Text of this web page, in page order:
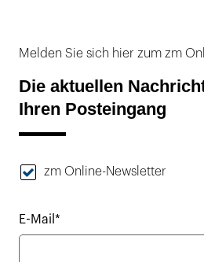
Melden Sie sich hier zum zm
Die aktuellen
Ihren Posteingang
zm Online-Newsletter
E-Mail*